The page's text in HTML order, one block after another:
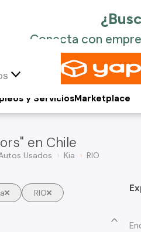
y ServiciosMarketplace
en Chile
Usados Kia RIO
RIO